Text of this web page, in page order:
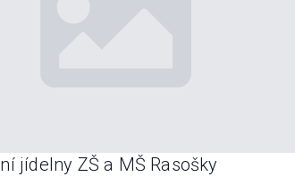
jídelny ZŠ a MŠ Rasošky